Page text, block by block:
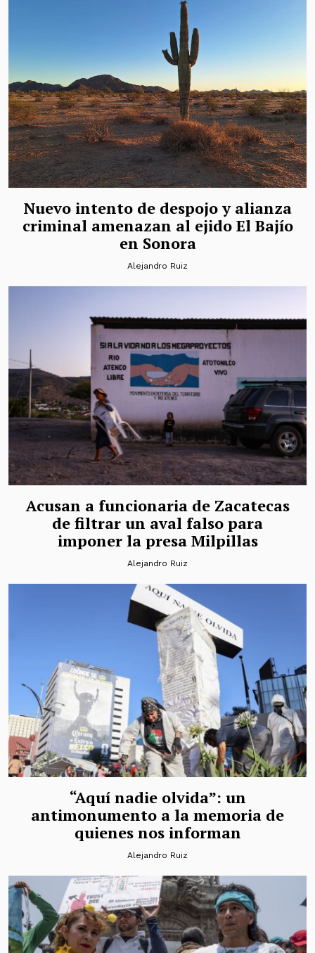
Nuevo intento de despojo y alianza
criminal amenazan al ejido El Bajío
en Sonora
Alejandro Ruiz
Acusan a funcionaria de Zacatecas
de filtrar un aval falso para
imponer la presa Milpillas
Alejandro Ruiz
“Aquí nadie olvida”: un
antimonumento a la memoria de
quienes nos informan
Alejandro Ruiz